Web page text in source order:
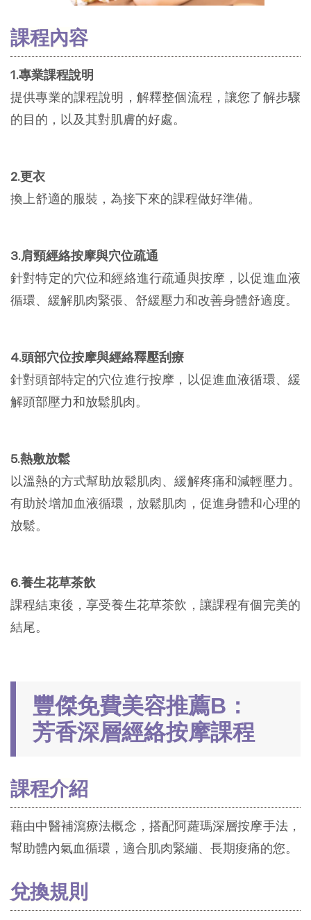
課程內容
1.專業課程說明
提供專業的課程說明，解釋整個流程，讓您了解步驟
的目的，以及其對肌膚的好處。
2.更衣
換上舒適的服裝，為接下來的課程做好準備。
3.肩頸經絡按摩與穴位疏通
針對特定的穴位和經絡進行疏通與按摩，以促進血液
循環、緩解肌肉緊張、舒緩壓力和改善身體舒適度。
4.頭部穴位按摩與經絡釋壓刮療
針對頭部特定的穴位進行按摩，以促進血液循環、緩
解頭部壓力和放鬆肌肉。
5.熱敷放鬆
以溫熱的方式幫助放鬆肌肉、緩解疼痛和減輕壓力。
有助於增加血液循環，放鬆肌肉，促進身體和心理的
放鬆。
6.養生花草茶飲
課程結束後，享受養生花草茶飲，讓課程有個完美的
結尾。
豐傑免費美容推薦B：
芳香深層經絡按摩課程
課程介紹
藉由中醫補瀉療法概念，搭配阿蘿瑪深層按摩手法，
幫助體內氣血循環，適合肌肉緊繃、長期痠痛的您。
兌換規則